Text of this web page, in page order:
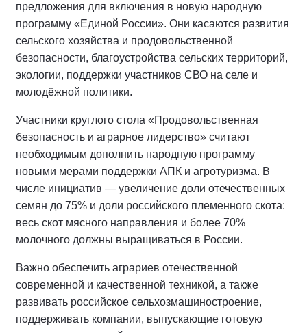
предложения для включения в новую народную
программу «Единой России». Они касаются развития
сельского хозяйства и продовольственной
безопасности, благоустройства сельских территорий,
экологии, поддержки участников СВО на селе и
молодёжной политики.
Участники круглого стола «Продовольственная
безопасность и аграрное лидерство» считают
необходимым дополнить народную программу
новыми мерами поддержки АПК и агротуризма. В
числе инициатив — увеличение доли отечественных
семян до 75% и доли российского племенного скота:
весь скот мясного направления и более 70%
молочного должны выращиваться в России.
Важно обеспечить аграриев отечественной
современной и качественной техникой, а также
развивать российское сельхозмашиностроение,
поддерживать компании, выпускающие готовую